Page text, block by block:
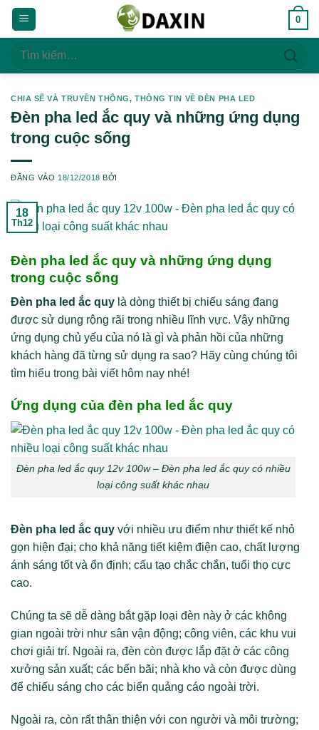
Bỏ
qua
dung
0
Tìm
CHIA SẼ VÀ TRUYỀN THÔNG,THÔNG TIN VỀ ĐÈN PHA LED
Đèn pha led ắc quy và những ứng dụng
trong cuộc sống
ĐĂNG VÀO 18/12/2018 BỞI
18
Th12
Đèn pha led ắc quy và những ứng dụng
trong cuộc sống
Đèn pha led ắc quy là dòng thiết bị chiếu sáng đang
được sử dụng rộng rãi trong nhiều lĩnh vực. Vậy những
ứng dụng chủ yếu của nó là gì và phản hồi của những
khách hàng đã từng sử dụng ra sao? Hãy cùng chúng tôi
tìm hiểu trong bài viết hôm nay nhé!
Ứng dụng của đèn pha led ắc quy
Đèn pha led ắc quy 12v 100w – Đèn pha led ắc quy có nhiều
loại công suất khác nhau
Đèn pha led ắc quy với nhiều ưu điểm như thiết kế nhỏ
gọn hiện đại; cho khả năng tiết kiệm điện cao, chất lượng
ánh sáng tốt và ổn định; cấu tạo chắc chắn, tuổi thọ cực
cao.
Chúng ta sẽ dễ dàng bắt gặp loại đèn này ở các không
gian ngoài trời như sân vận động; công viên, các khu vui
chơi giải trí. Ngoài ra, đèn còn được lắp đặt ở các công
xưởng sản xuất; các bến bãi; nhà kho và còn được dùng
để chiếu sáng cho các biển quảng cáo ngoài trời.
Ngoài ra, còn rất thân thiện với con người và môi trường;